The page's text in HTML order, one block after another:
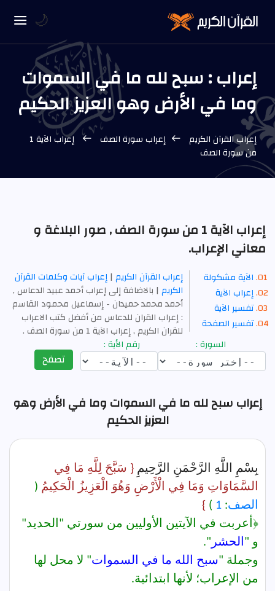
إعراب : سبح لله ما في السموات
وما في الأرض وهو العزيز الحكيم
إعراب القرآن الكريم إعراب سورة الصف
إعراب الآية 1
من سورة الصف
إعراب الآية 1 من سورة الصف , صور البلاغة و
معاني الإعراب.
الآية مشكولة
إعراب الآية
تفسير الآية
تفسير الصفحة
إعراب القرآن الكريم |إعراب آيات وكلمات القرآن
الكريم | بالاضافة إلى إعراب أحمد عبيد الدعاس ,
أحمد محمد حمیدان - إسماعیل محمود القاسم
: إعراب القران للدعاس من أفضل كتب الاعراب
للقران الكريم , إعراب الآية 1 من سورة الصف .
السورة :
رقم الأية :
تصفح
إعراب سبح لله ما في السموات وما في الأرض وهو
العزيز الحكيم
بِسْمِ اللَّهِ الرَّحْمَنِ الرَّحِيمِ{ سَبَّحَ لِلَّهِ مَا فِي
السَّمَاوَاتِ وَمَا فِي الْأَرْضِ وَهُوَ الْعَزِيزُ الْحَكِيمُ (
الصف:
1
)
}
﴿أعربت في الآيتين الأوليين من سورتي "الحديد"
و "الحشر ".
وجملة "سبح الله ما في السموات" لا محل لها
من الإعراب؛ لأنها ابتدائية.
🌙